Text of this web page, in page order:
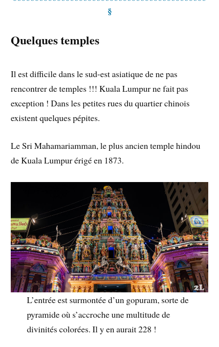
§
Quelques temples
Il est difficile dans le sud-est asiatique de ne pas
rencontrer de temples !!! Kuala Lumpur ne fait pas
exception ! Dans les petites rues du quartier chinois
existent quelques pépites.
Le Sri Mahamariamman, le plus ancien temple hindou
de Kuala Lumpur érigé en 1873.
L’entrée est surmontée d’un gopuram, sorte de
pyramide où s’accroche une multitude de
divinités colorées. Il y en aurait 228 !